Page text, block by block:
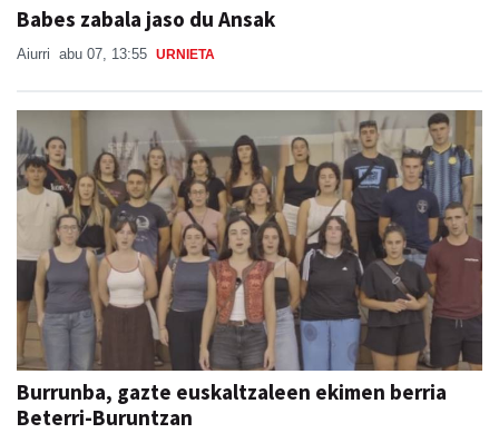
Babes zabala jaso du Ansak
Aiurri abu 07, 13:55 URNIETA
Burrunba, gazte euskaltzaleen ekimen berria
Beterri-Buruntzan